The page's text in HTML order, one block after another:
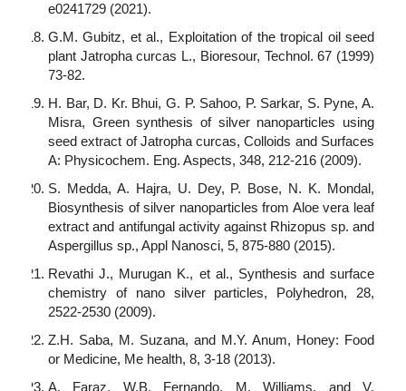
e0241729 (2021).
G.M. Gubitz, et al., Exploitation of the tropical oil seed
plant Jatropha curcas L., Bioresour, Technol. 67 (1999)
73-82.
H. Bar, D. Kr. Bhui, G. P. Sahoo, P. Sarkar, S. Pyne, A.
Misra, Green synthesis of silver nanoparticles using
seed extract of Jatropha curcas, Colloids and Surfaces
A: Physicochem. Eng. Aspects, 348, 212-216 (2009).
S. Medda, A. Hajra, U. Dey, P. Bose, N. K. Mondal,
Biosynthesis of silver nanoparticles from Aloe vera leaf
extract and antifungal activity against Rhizopus sp. and
Aspergillus sp., Appl Nanosci, 5, 875-880 (2015).
Revathi J., Murugan K., et al., Synthesis and surface
chemistry of nano silver particles, Polyhedron, 28,
2522-2530 (2009).
Z.H. Saba, M. Suzana, and M.Y. Anum, Honey: Food
or Medicine, Me health, 8, 3-18 (2013).
A. Faraz, W.B. Fernando, M. Williams, and V.